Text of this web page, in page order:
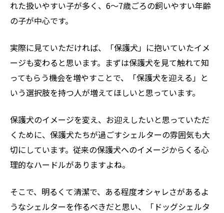
れた扱いやすい子が多く、6～7歳ごろの飼いやすい年齢
の子が中心です。
実際に見ていただければ、「保護犬」に抱いていたイメ
ージも変わると思います。まずは保護犬を見て触れて知
ってもらう機会を増やすことで、「保護犬を迎える」と
いう選択肢を持つ人が増えてほしいと思っています。
保護犬のイメージを変え、お迎えしたいと思っていただ
くために、保護犬たちが過ごすシェルターの雰囲気も大
切にしています。従来の保護犬へのイメージからくる心
理的なハードルがありますよね。
そこで、明るくて清潔で、ある程度オシャレさがあるよ
うなシェルターを作るべきだと思い、「ドッグシェルタ